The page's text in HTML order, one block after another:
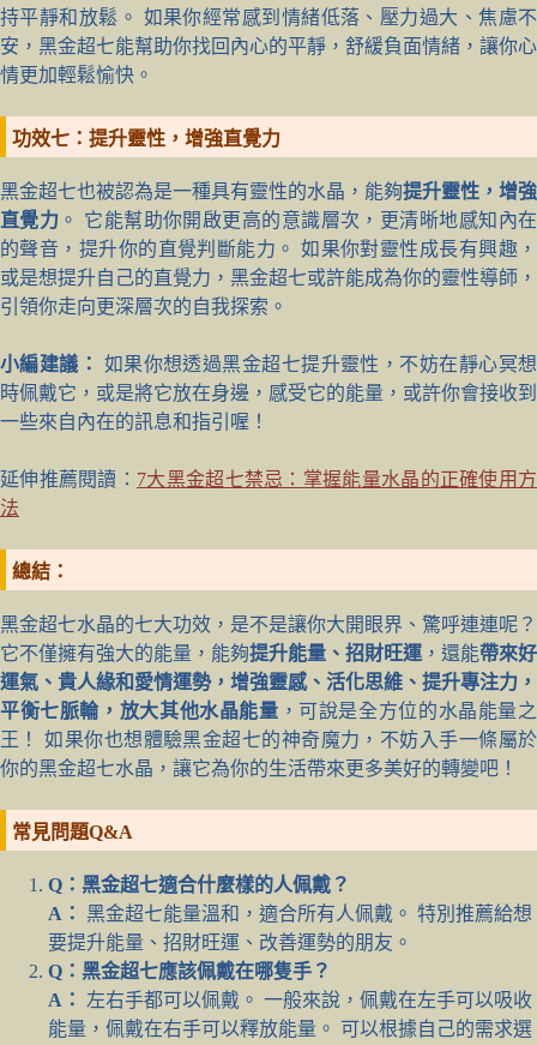
持平靜和放鬆。 如果你經常感到情緒低落、壓力過大、焦慮不
安，黑金超七能幫助你找回內心的平靜，舒緩負面情緒，讓你心
情更加輕鬆愉快。
功效七：提升靈性，增強直覺力
黑金超七也被認為是一種具有靈性的水晶，能夠提升靈性，增強
直覺力 。 它能幫助你開啟更高的意識層次，更清晰地感知內在
的聲音，提升你的直覺判斷能力。 如果你對靈性成長有興趣，
或是想提升自己的直覺力，黑金超七或許能成為你的靈性導師，
引領你走向更深層次的自我探索。
小編建議：
如果你想透過黑金超七提升靈性，不妨在靜心冥想
時佩戴它，或是將它放在身邊，感受它的能量，或許你會接收到
一些來自內在的訊息和指引喔！
延伸推薦閱讀： 7大黑金超七禁忌：掌握能量水晶的正確使用方
法
總結：
黑金超七水晶的七大功效，是不是讓你大開眼界、驚呼連連呢？
它不僅擁有強大的能量，能夠提升能量、招財旺運 ，還能帶來好
運氣、貴人緣和愛情運勢，增強靈感、活化思維、提升專注力，
平衡七脈輪，放大其他水晶能量 ，可說是全方位的水晶能量之
王！ 如果你也想體驗黑金超七的神奇魔力，不妨入手一條屬於
你的黑金超七水晶，讓它為你的生活帶來更多美好的轉變吧！
常見問題Q&A
Q：黑金超七適合什麼樣的人佩戴？
A：
黑金超七能量溫和，適合所有人佩戴。 特別推薦給想
要提升能量、招財旺運、改善運勢的朋友。
Q：黑金超七應該佩戴在哪隻手？
A：
左右手都可以佩戴。 一般來說，佩戴在左手可以吸收
能量，佩戴在右手可以釋放能量。 可以根據自己的需求選